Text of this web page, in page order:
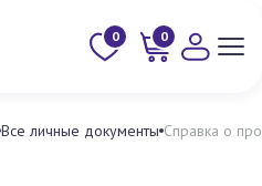
0 0
Все личные документы Справка о